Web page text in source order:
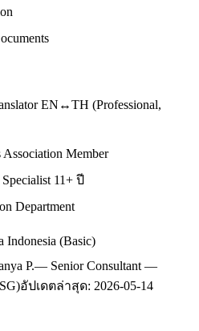
EN↔TH (Professional,
Association Member
11+ ปี
Department
Indonesia (Basic)
P.— Senior Consultant —
อัปเดตล่าสุด: 2026-05-14